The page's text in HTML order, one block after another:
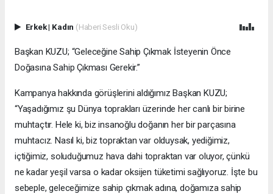
Erkek| Kadın (Haberi Sesli Oku)
Başkan KUZU; “Geleceğine Sahip Çıkmak İsteyenin Önce
Doğasına Sahip Çıkması Gerekir.”
Kampanya hakkında görüşlerini aldığımız Başkan KUZU;
“Yaşadığımız şu Dünya toprakları üzerinde her canlı bir birine
muhtaçtır. Hele ki, biz insanoğlu doğanın her bir parçasına
muhtacız. Nasıl ki, biz topraktan var olduysak, yediğimiz,
içtiğimiz, soluduğumuz hava dahi topraktan var oluyor, çünkü
ne kadar yeşil varsa o kadar oksijen tüketimi sağlıyoruz. İşte bu
sebeple, geleceğimize sahip çıkmak adına, doğamıza sahip